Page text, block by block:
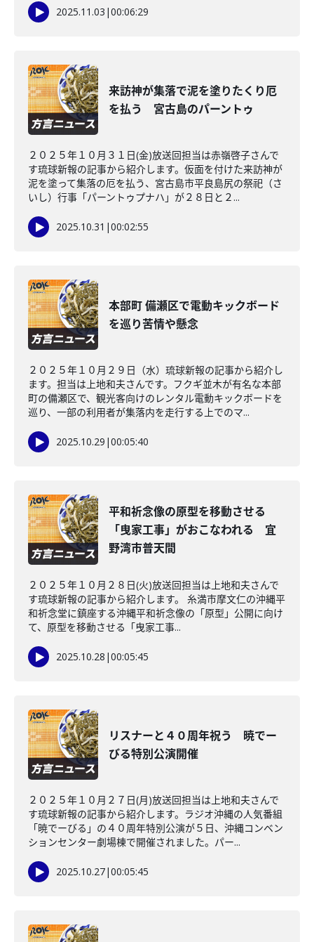
2025.11.03 |00:06:29
来訪神が集落で泥を塗りたくり厄
を払う 宮古島のパーントゥ
２０２５年１０月３１日(金)放送回担当は赤嶺啓子さんで
す琉球新報の記事から紹介します。仮面を付けた来訪神が
泥を塗って集落の厄を払う、宮古島市平良島尻の祭祀（さ
いし）行事「パーントゥプナハ」が２８日と２...
2025.10.31 |00:02:55
本部町 備瀬区で電動キックボード
を巡り苦情や懸念
２０２５年１０月２９日（水）琉球新報の記事から紹介し
ます。担当は上地和夫さんです。フクギ並木が有名な本部
町の備瀬区で、観光客向けのレンタル電動キックボードを
巡り、一部の利用者が集落内を走行する上でのマ...
2025.10.29 |00:05:40
平和祈念像の原型を移動させる
「曳家工事」がおこなわれる 宜
野湾市普天間
２０２５年１０月２８日(火)放送回担当は上地和夫さんで
す琉球新報の記事から紹介します。 糸満市摩文仁の沖縄平
和祈念堂に鎮座する沖縄平和祈念像の「原型」公開に向け
て、原型を移動させる「曳家工事...
2025.10.28 |00:05:45
リスナーと４０周年祝う 暁でー
びる特別公演開催
２０２５年１０月２７日(月)放送回担当は上地和夫さんで
す琉球新報の記事から紹介します。ラジオ沖縄の人気番組
「暁でーびる」の４０周年特別公演が５日、沖縄コンベン
ションセンター劇場棟で開催されました。パー...
2025.10.27|00:05:45